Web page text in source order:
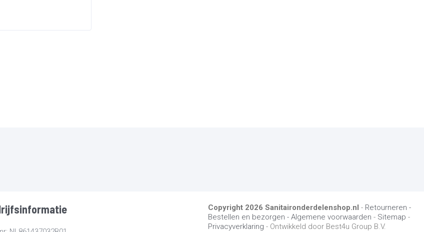
Copyright 2026 Sanitaironderdelenshop.nl - Retourneren -
Bestellen en bezorgen -Algemene voorwaarden - Sitemap -
Privacyverklaring - Ontwikkeld door Best4u Group B.V.